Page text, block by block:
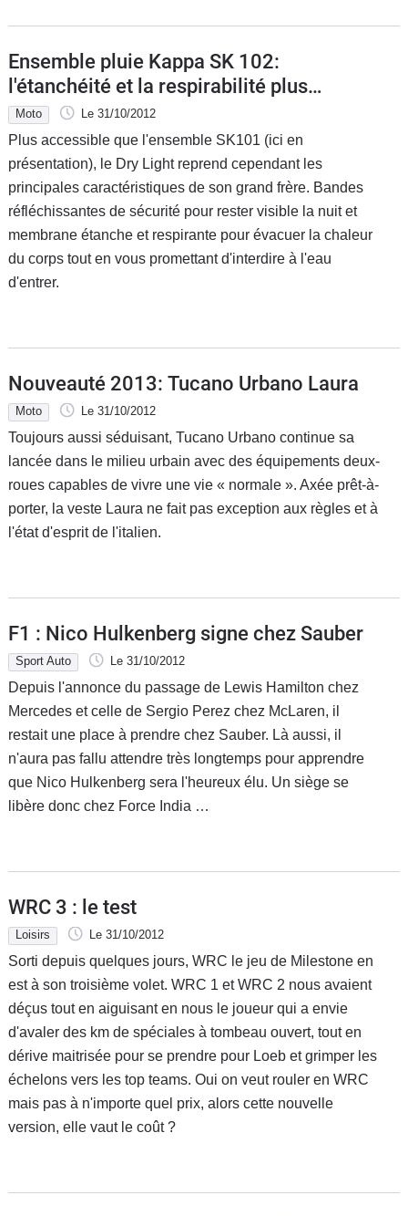
Ensemble pluie Kappa SK 102:
l'étanchéité et la respirabilité plus
accessibles
Moto Le 31/10/2012
Plus accessible que l'ensemble SK101 (ici en
présentation), le Dry Light reprend cependant les
principales caractéristiques de son grand frère. Bandes
réfléchissantes de sécurité pour rester visible la nuit et
membrane étanche et respirante pour évacuer la chaleur
du corps tout en vous promettant d'interdire à l'eau
d'entrer.
Nouveauté 2013: Tucano Urbano Laura
Moto Le 31/10/2012
Toujours aussi séduisant, Tucano Urbano continue sa
lancée dans le milieu urbain avec des équipements deux-
roues capables de vivre une vie « normale ». Axée prêt-à-
porter, la veste Laura ne fait pas exception aux règles et à
l'état d'esprit de l'italien.
F1 : Nico Hulkenberg signe chez Sauber
Sport Auto Le 31/10/2012
Depuis l'annonce du passage de Lewis Hamilton chez
Mercedes et celle de Sergio Perez chez McLaren, il
restait une place à prendre chez Sauber. Là aussi, il
n'aura pas fallu attendre très longtemps pour apprendre
que Nico Hulkenberg sera l'heureux élu. Un siège se
libère donc chez Force India …
WRC 3 : le test
Loisirs Le 31/10/2012
Sorti depuis quelques jours, WRC le jeu de Milestone en
est à son troisième volet. WRC 1 et WRC 2 nous avaient
déçus tout en aiguisant en nous le joueur qui a envie
d'avaler des km de spéciales à tombeau ouvert, tout en
dérive maitrisée pour se prendre pour Loeb et grimper les
échelons vers les top teams. Oui on veut rouler en WRC
mais pas à n'importe quel prix, alors cette nouvelle
version, elle vaut le coût ?